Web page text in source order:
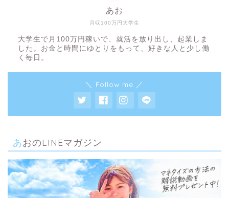
月収100万円大学生
あお
大学生で月100万円稼いで、就活を放り出し、起業しま
した。お金と時間にゆとりをもって、好きな人と少し働
く毎日。
＼ Follow me ／
あおのLINEマガジン